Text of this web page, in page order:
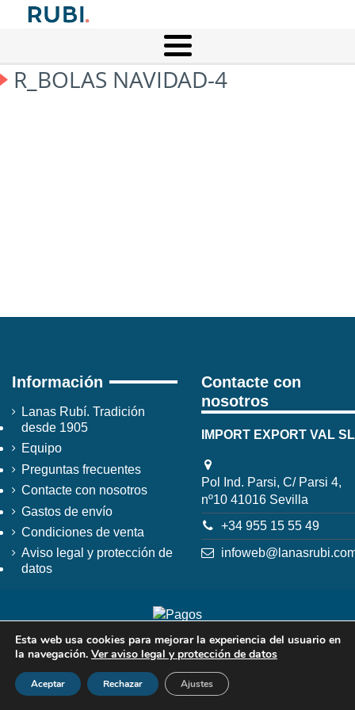
R_BOLAS NAVIDAD-4
Información
Lanas Rubí. Tradición
desde 1905
Equipo
Preguntas frecuentes
Contacte con nosotros
Gastos de envío
Condiciones de venta
Aviso legal y protección de
datos
Contacte con
nosotros
IMPORT EXPORT VAL SL
Pol Ind. Parsi, C/ Parsi 4,
nº10 41016 Sevilla
+34 955 15 55 49
Esta web usa cookies para mejorar la experiencia del usuario en
la navegación. Ver aviso legal y protección de datos
Aceptar Rechazar Ajustes